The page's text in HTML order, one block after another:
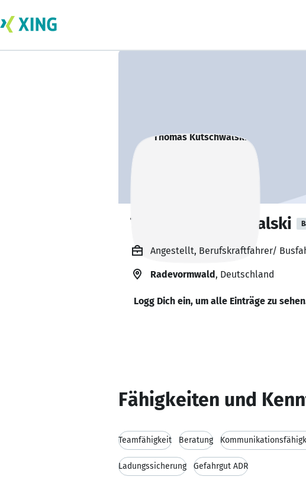
Thomas Kutschwalski
Angestellt, Berufskraftfahrer/
Radevormwald, Deutschland
Logg Dich ein, um alle Einträge zu
Fähigkeiten und
Teamfähigkeit Beratung
Ladungssicherung Gefahrgut ADR